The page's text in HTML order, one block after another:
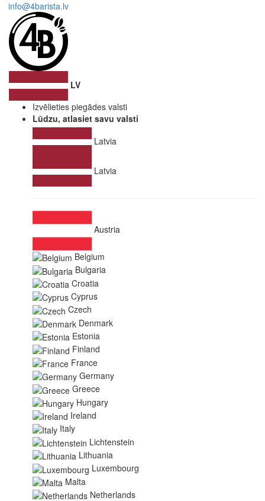
info@4barista.lv
LV
Izvēlieties piegādes valsti
Lūdzu, atlasiet savu valsti
Latvia
Latvia
Austria
Belgium
Bulgaria
Croatia
Cyprus
Czech
Denmark
Estonia
Finland
France
Germany
Greece
Hungary
Ireland
Italy
Lichtenstein
Lithuania
Luxembourg
Malta
Netherlands